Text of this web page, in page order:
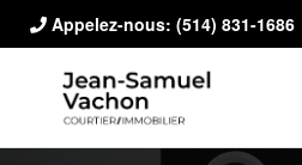
Appelez-nous: (514) 831-1686